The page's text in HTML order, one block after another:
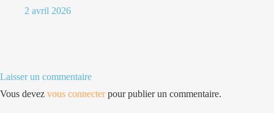
2 avril 2026
Laisser un commentaire
Vous devez vous connecterpour publier un commentaire.